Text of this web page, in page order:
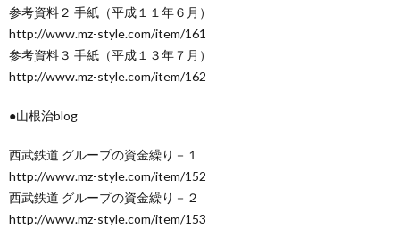
参考資料２ 手紙（平成１１年６月）
http://www.mz-style.com/item/161
参考資料３ 手紙（平成１３年７月）
http://www.mz-style.com/item/162
●山根治blog
西武鉄道 グループの資金繰り－１
http://www.mz-style.com/item/152
西武鉄道 グループの資金繰り－２
http://www.mz-style.com/item/153